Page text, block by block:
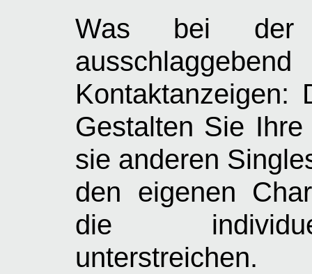
Was bei der
Kontaktanzeigen:
Gestalten Sie
sie anderen
den eigenen
die
unterstreichen.